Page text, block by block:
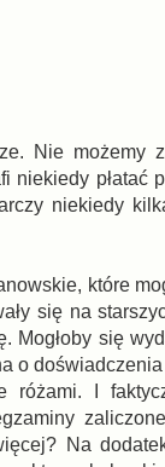
Nie możemy
niekiedy płatać
niekiedy
które
się na
Mogłoby się
o
różami. I
Na